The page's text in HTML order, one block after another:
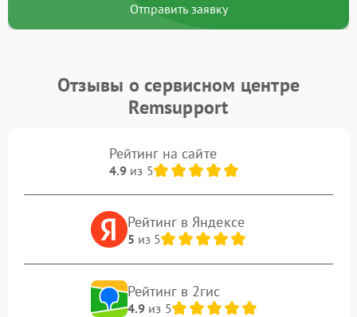
Отправить заявку
Отзывы о сервисном центре
Remsupport
Рейтинг на сайте
4.9из 5
Рейтинг в Яндексе
5 из 5
Рейтинг в 2гис
4.9из 5